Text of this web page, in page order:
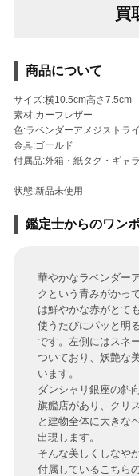
買
商品について
サイズ:横10.5cm高さ7.5cm
素材:カーフレザー
色:ラベンダーアメジストラ
金具:ゴールド
付属品:外箱・紙タグ・ギャ
状態:新品未使用
鑑定士からのワン
華やかなラベンダー
クという青みがかっ
は鮮やかな赤がとて
使うたびにパッと明
です。左側にはスネ
ついており、妖艶な
います。
ダンシャリ銀座の斜
旗艦店があり、クリ
と建物全体に大きな
出現します。
そんな美しくしなや
付属しているこちら